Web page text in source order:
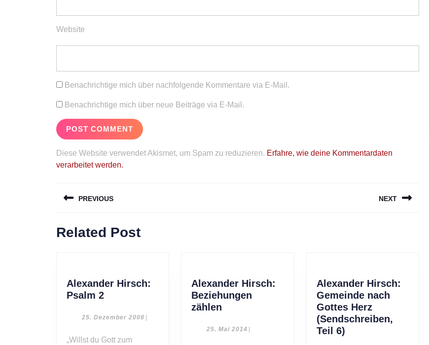
Website
Benachrichtige mich über nachfolgende Kommentare via E-Mail.
Benachrichtige mich über neue Beiträge via E-Mail.
Diese Website verwendet Akismet, um Spam zu reduzieren. Erfahre, wie deine Kommentardaten
verarbeitet werden.
PREVIOUS
post:
NEXT
Related Post
Alexander Hirsch:
Psalm 2
Psalm
25. Dezember 2008 25.
„Willst du Gott zum
Alexander Hirsch:
Beziehungen
zählen
Beziehungen
25. Mai 2014 25.
Alexander Hirsch:
Gemeinde nach
Gottes Herz
(Sendschreiben,
Teil 6)Alexander